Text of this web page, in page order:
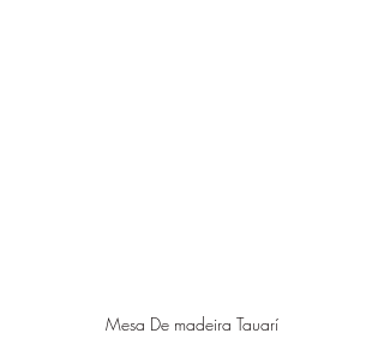
Mesa De madeira Tauarí